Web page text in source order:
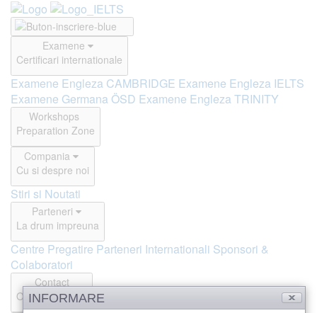
Examene
Certificari internationale
Examene Engleza CAMBRIDGE Examene Engleza IELTS
Examene Germana ÖSD Examene Engleza TRINITY
Workshops
Preparation Zone
Compania
Cu si despre noi
Stiri si Noutati
Parteneri
La drum impreuna
Centre Pregatire Parteneri Internationali Sponsori &
Colaboratori
Contact
Offline si Online
INFORMARE